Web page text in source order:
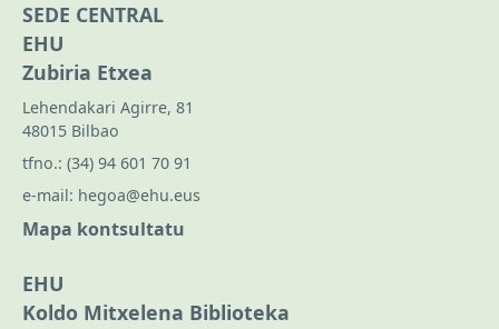
SEDE CENTRAL
EHU
Zubiria Etxea
Lehendakari Agirre, 81
48015 Bilbao
tfno.: (34) 94 601 70 91
e-mail: hegoa@ehu.eus
Mapa kontsultatu
EHU
Koldo Mitxelena Biblioteka